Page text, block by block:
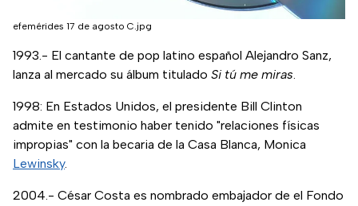
efemérides 17 de agosto C.jpg
1993.- El cantante de pop latino español Alejandro Sanz,
lanza al mercado su álbum titulado Si tú me miras.
1998: En Estados Unidos, el presidente Bill Clinton
admite en testimonio haber tenido "relaciones físicas
impropias" con la becaria de la Casa Blanca, Monica
Lewinsky.
2004.- César Costa es nombrado embajador de el Fondo